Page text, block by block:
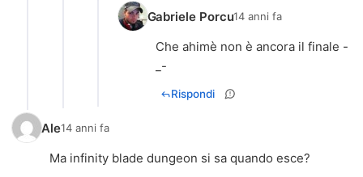
Gabriele Porcu14 anni fa
Che ahimè non è ancora il finale -
_-
Rispondi
Ale14 anni fa
Ma infinity blade dungeon si sa quando esce?